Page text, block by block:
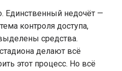
Единственный недочёт —
контроля доступа,
средства.
делают всё
этот процесс. Но всё